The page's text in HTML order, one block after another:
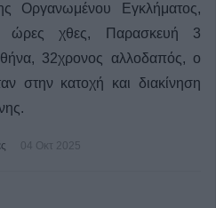
Οργανωμένου Εγκλήματος,
ώρες χθες, Παρασκευή 3
32χρονος αλλοδαπός, ο
στην κατοχή και διακίνηση
04 Οκτ 2025